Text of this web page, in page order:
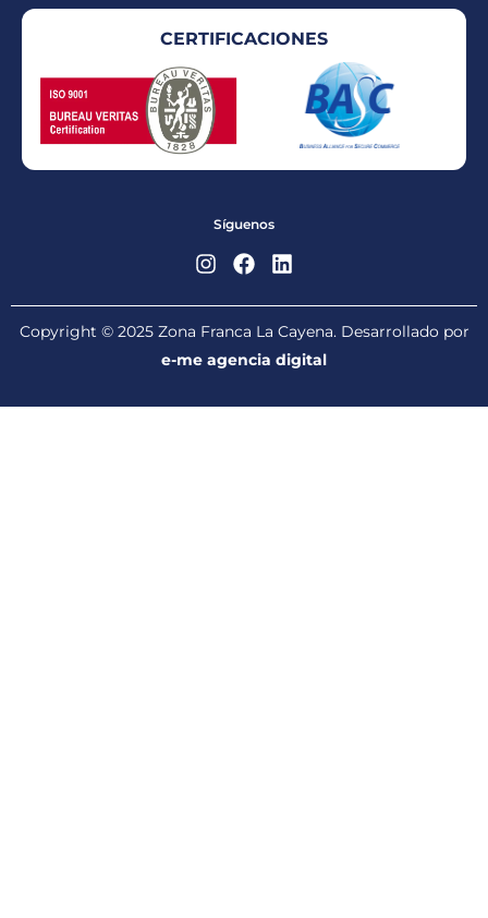
CERTIFICACIONES
Síguenos
Copyright © 2025 Zona Franca La Cayena. Desarrollado por
e-me agencia digital